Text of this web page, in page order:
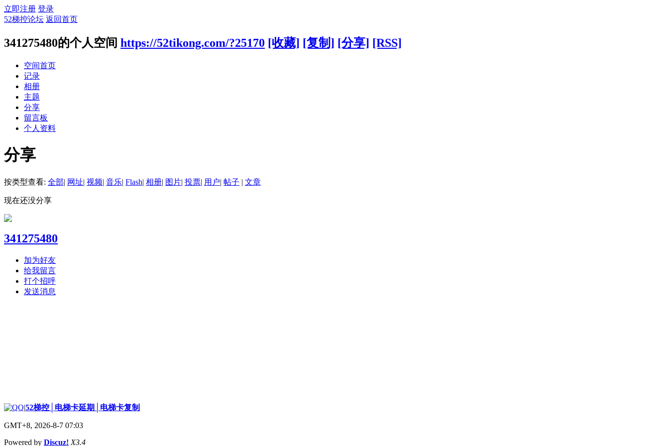
立即注册 登录
52梯控论坛 返回首页
341275480的个人空间 https://52tikong.com/?25170 [收藏] [复制] [分享] [RSS]
空间首页
记录
相册
主题
分享
留言板
个人资料
分享
按类型查看: 全部| 网址| 视频| 音乐| Flash| 相册| 图片| 投票| 用户| 帖子 | 文章
现在还没分享
341275480
加为好友
给我留言
打个招呼
发送消息
|52梯控│电梯卡延期│电梯卡复制
GMT+8, 2026-8-7 07:03
Powered by Discuz! X3.4